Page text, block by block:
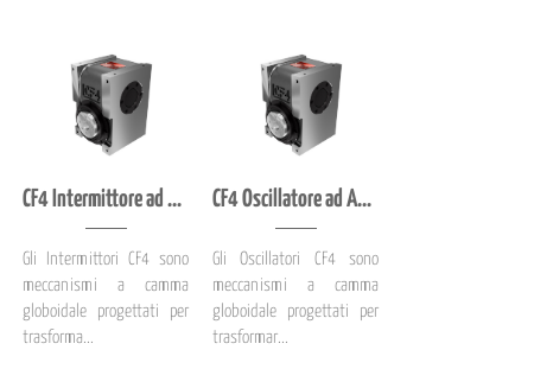
CF4 Intermittore ad Assi Ortogonali
Gli Intermittori CF4 sono
meccanismi a camma
globoidale progettati per
trasforma...
CF4 Oscillatore ad Assi Ortogonali
Gli Oscillatori CF4 sono
meccanismi a camma
globoidale progettati per
trasformar...